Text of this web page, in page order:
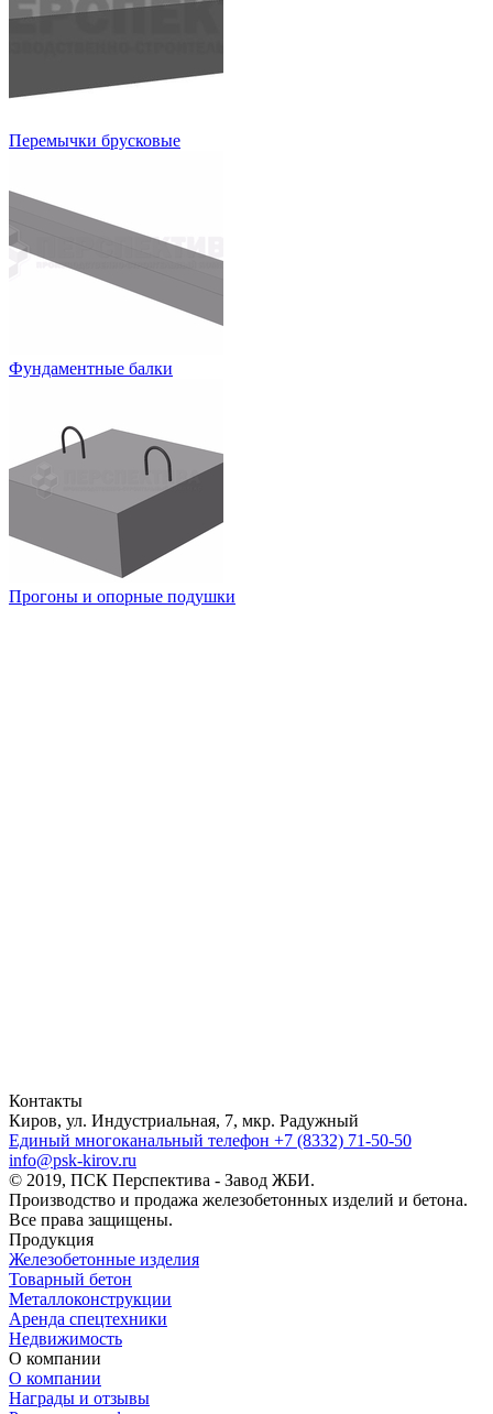
Перемычки брусковые
Фундаментные балки
Прогоны и опорные подушки
Контакты
Киров, ул. Индустриальная, 7, мкр. Радужный
Единый многоканальный телефон +7 (8332) 71-50-50
info@psk-kirov.ru
© 2019, ПСК Перспектива - Завод ЖБИ.
Производство и продажа железобетонных изделий и бетона.
Все права защищены.
Продукция
Железобетонные изделия
Товарный бетон
Металлоконструкции
Аренда спецтехники
Недвижимость
О компании
О компании
Награды и отзывы